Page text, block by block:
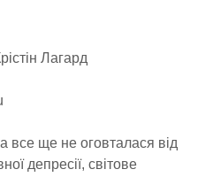
Лагард
все ще не оговталася від
депресії, світове